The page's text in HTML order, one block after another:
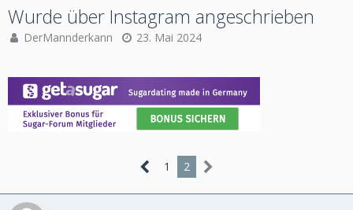
Wurde über Instagram angeschrieben
DerMannderkann 23. Mai 2024
1 2